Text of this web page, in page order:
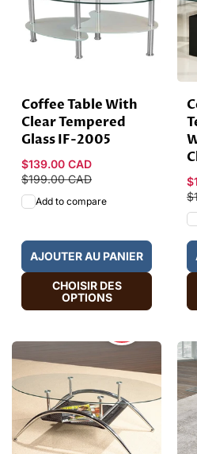
Coffee Table With
Clear Tempered
Glass IF-2005
Prix
promotionnel
$139.00 CAD
$199.00 CAD
Add to compare
AJOUTER AU PANIER
CHOISIR DES
OPTIONS
HOT